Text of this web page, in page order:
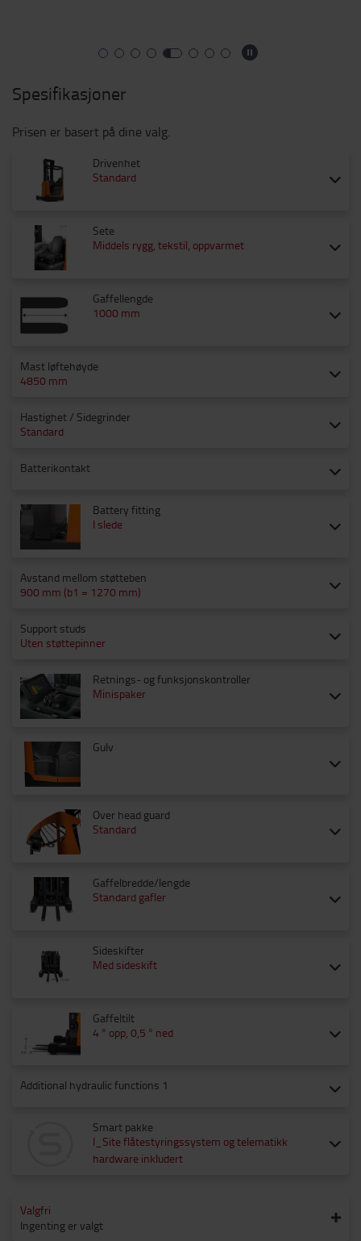
Spesifikasjoner
Prisen er basert på dine valg.
Drivenhet
Standard
Sete
Middels rygg, tekstil, oppvarmet
Gaffellengde
1000 mm
Mast løftehøyde
4850 mm
Hastighet / Sidegrinder
Standard
Batterikontakt
Battery fitting
I slede
Avstand mellom støtteben
900 mm (b1 = 1270 mm)
Support studs
Uten støttepinner
Retnings- og funksjonskontroller
Minispaker
Gulv
Over head guard
Standard
Gaffelbredde/lengde
Standard gafler
Sideskifter
Med sideskift
Gaffeltilt
4 ° opp, 0,5 ° ned
Additional hydraulic functions 1
Smart pakke
I_Site flåtestyringssystem og telematikk
hardware inkludert
Valgfri
Ingenting er valgt